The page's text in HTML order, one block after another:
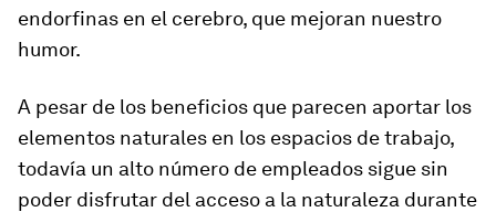
endorfinas en el cerebro, que mejoran nuestro
humor.
A pesar de los beneficios que parecen aportar los
elementos naturales en los espacios de trabajo,
todavía un alto número de empleados sigue sin
poder disfrutar del acceso a la naturaleza durante